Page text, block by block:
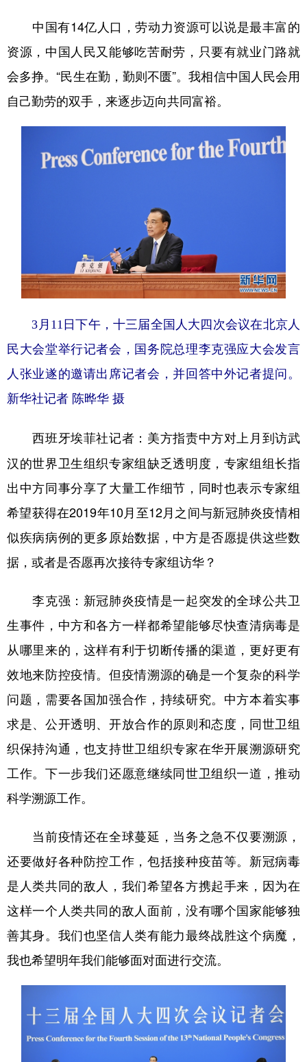
中国有14亿人口，劳动力资源可以说是最丰富的
资源，中国人民又能够吃苦耐劳，只要有就业门路就
会多挣。“民生在勤，勤则不匮”。我相信中国人民会用
自己勤劳的双手，来逐步迈向共同富裕。
3月11日下午，十三届全国人大四次会议在北京人
民大会堂举行记者会，国务院总理李克强应大会发言
人张业遂的邀请出席记者会，并回答中外记者提问。
新华社记者 陈晔华 摄
西班牙埃菲社记者： 美方指责中方对上月到访武
汉的世界卫生组织专家组缺乏透明度，专家组组长指
出中方同事分享了大量工作细节，同时也表示专家组
希望获得在2019年10月至12月之间与新冠肺炎疫情相
似疾病病例的更多原始数据，中方是否愿提供这些数
据，或者是否愿再次接待专家组访华？
李克强：新冠肺炎疫情是一起突发的全球公共卫
生事件，中方和各方一样都希望能够尽快查清病毒是
从哪里来的，这样有利于切断传播的渠道，更好更有
效地来防控疫情。但疫情溯源的确是一个复杂的科学
问题，需要各国加强合作，持续研究。中方本着实事
求是、公开透明、开放合作的原则和态度，同世卫组
织保持沟通，也支持世卫组织专家在华开展溯源研究
工作。下一步我们还愿意继续同世卫组织一道，推动
科学溯源工作。
当前疫情还在全球蔓延，当务之急不仅要溯源，
还要做好各种防控工作，包括接种疫苗等。新冠病毒
是人类共同的敌人，我们希望各方携起手来，因为在
这样一个人类共同的敌人面前，没有哪个国家能够独
善其身。我们也坚信人类有能力最终战胜这个病魔，
我也希望明年我们能够面对面进行交流。